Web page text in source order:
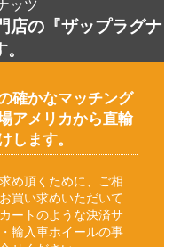
店の『ザップラグナ
確かなマッチング
アメリカから直輸
します。
め頂くために、ご相
買い求めいただいて
ートのような決済サ
輸入車ホイールの事